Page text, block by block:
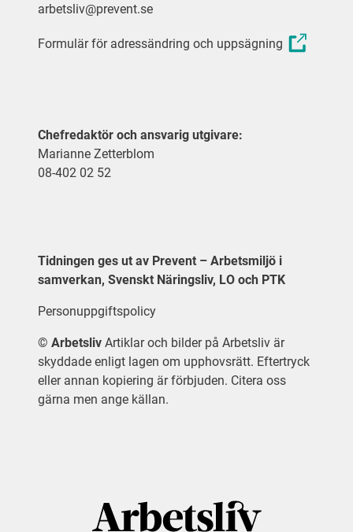
arbetsliv@prevent.se
Formulär för adressändring och uppsägning
Chefredaktör och ansvarig utgivare:
Marianne Zetterblom
08-402 02 52
Tidningen ges ut av Prevent – Arbetsmiljö i
samverkan, Svenskt Näringsliv, LO och PTK
Personuppgiftspolicy
© Arbetsliv Artiklar och bilder på Arbetsliv är
skyddade enligt lagen om upphovsrätt. Eftertryck
eller annan kopiering är förbjuden. Citera oss
gärna men ange källan.